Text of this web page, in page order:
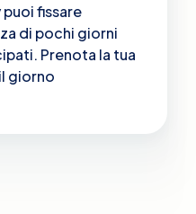
fissare
di pochi giorni
Prenota la tua
giorno